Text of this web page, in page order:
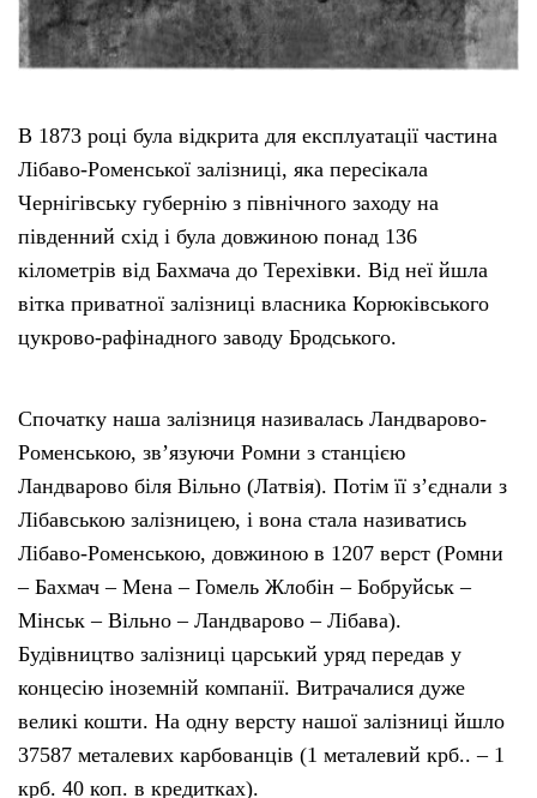
В 1873 році була відкрита для експлуатації частина
Лібаво-Роменської залізниці, яка пересікала
Чернігівську губернію з північного заходу на
південний схід і була довжиною понад 136
кілометрів від Бахмача до Терехівки. Від неї йшла
вітка приватної залізниці власника Корюківського
цукрово-рафінадного заводу Бродського.
Спочатку наша залізниця називалась Ландварово-
Роменською, зв’язуючи Ромни з станцією
Ландварово біля Вільно (Латвія). Потім її з’єднали з
Лібавською залізницею, і вона стала називатись
Лібаво-Роменською, довжиною в 1207 верст (Ромни
– Бахмач – Мена – Гомель Жлобін – Бобруйськ –
Мінськ – Вільно – Ландварово – Лібава).
Будівництво залізниці царський уряд передав у
концесію іноземній компанії. Витрачалися дуже
великі кошти. На одну версту нашої залізниці йшло
37587 металевих карбованців (1 металевий крб.. – 1
крб. 40 коп. в кредитках).